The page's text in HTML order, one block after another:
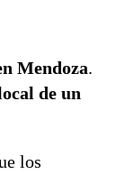
Mendoza.
de un
los